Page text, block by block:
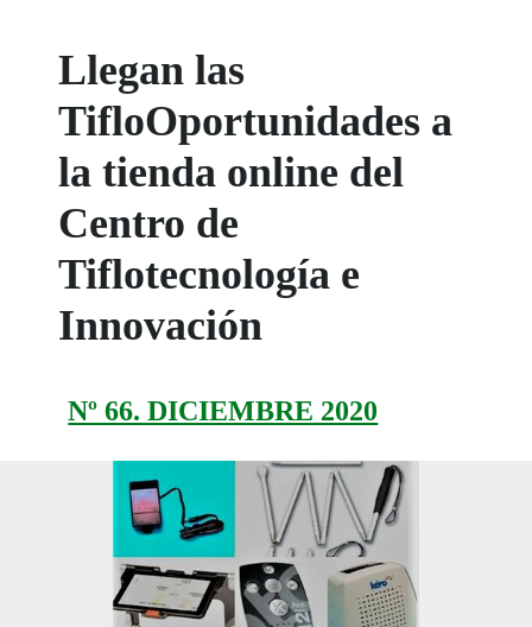
Llegan las
TifloOportunidades a
la tienda online del
Centro de
Tiflotecnología e
Innovación
Nº 66. DICIEMBRE 2020